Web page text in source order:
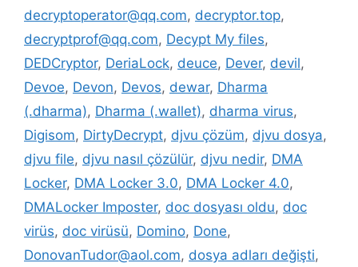
decryptoperator@qq.com, decryptor.top,
decryptprof@qq.com, Decypt My files,
DEDCryptor, DeriaLock, deuce, Dever, devil,
Devoe, Devon, Devos, dewar, Dharma
(.dharma), Dharma (.wallet), dharma virus,
Digisom, DirtyDecrypt, djvu çözüm, djvu dosya,
djvu file, djvu nasıl çözülür, djvu nedir, DMA
Locker, DMA Locker 3.0, DMA Locker 4.0,
DMALocker Imposter, doc dosyası oldu, doc
virüs, doc virüsü, Domino, Done,
DonovanTudor@aol.com, dosya adları değişti,